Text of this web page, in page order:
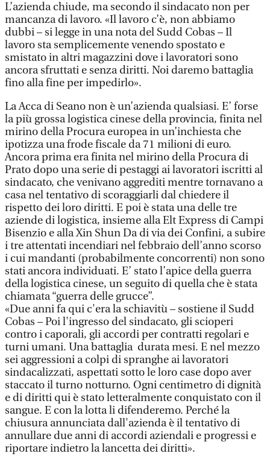
L’azienda chiude, ma secondo il sindacato non per
mancanza di lavoro. «Il lavoro c’è, non abbiamo
dubbi – si legge in una nota del Sudd Cobas – Il
lavoro sta semplicemente venendo spostato e
smistato in altri magazzini dove i lavoratori sono
ancora sfruttati e senza diritti. Noi daremo battaglia
fino alla fine per impedirlo».
La Acca di Seano non è un’azienda qualsiasi. E’ forse
la più grossa logistica cinese della provincia, finita nel
mirino della Procura europea in un’inchiesta che
ipotizza una frode fiscale da 71 milioni di euro.
Ancora prima era finita nel mirino della Procura di
Prato dopo una serie di pestaggi ai lavoratori iscritti al
sindacato, che venivano aggrediti mentre tornavano a
casa nel tentativo di scoraggiarli dal chiedere il
rispetto dei loro diritti. E poi è stata una delle tre
aziende di logistica, insieme alla Elt Express di Campi
Bisenzio e alla Xin Shun Da di via dei Confini, a subire
i tre attentati incendiari nel febbraio dell’anno scorso
i cui mandanti (probabilmente concorrenti) non sono
stati ancora individuati. E’ stato l’apice della guerra
della logistica cinese, un seguito di quella che è stata
chiamata “guerra delle grucce”.
«Due anni fa qui c'era la schiavitù – sostiene il Sudd
Cobas – Poi l'ingresso del sindacato, gli scioperi
contro i caporali, gli accordi per contratti regolari e
turni umani. Una battaglia durata mesi. E nel mezzo
sei aggressioni a colpi di spranghe ai lavoratori
sindacalizzati, aspettati sotto le loro case dopo aver
staccato il turno notturno. Ogni centimetro di dignità
e di diritti qui è stato letteralmente conquistato con il
sangue. E con la lotta li difenderemo. Perché la
chiusura annunciata dall'azienda è il tentativo di
annullare due anni di accordi aziendali e progressi e
riportare indietro la lancetta dei diritti».